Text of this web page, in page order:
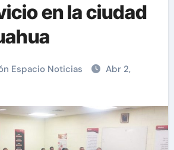
en la ciudad
Espacio Noticias
Abr 2,